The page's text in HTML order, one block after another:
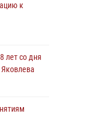
к
лет со дня